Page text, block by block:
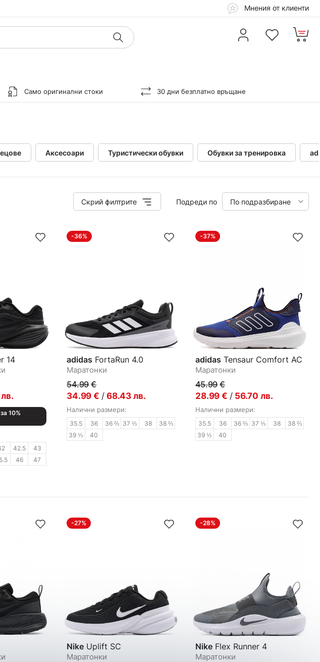
Мнения от клиенти
Само оригинални стоки 30 дни безплатно връщане
Аксесоари Туристически обувки Обувки за тренировка
Скрий филтрите Подреди по
14
лв.
10%
42.5
43
46 47
-36%
adidas FortaRun 4.0
Маратонки
54.99 €
34.99 € / 68.43 лв.
Налични размери:
35.5 36 36 ⅔ 37 ⅓ 38
38 ⅔
39 ⅓
40
-37%
adidas Tensaur Comfort AC
Маратонки
45.99 €
28.99 € / 56.70 лв.
Налични размери:
35.5 36 36 ⅔ 37 ⅓ 38
38 ⅔
39 ⅓
40
-27%
Nike Uplift SC
Маратонки
-28%
Nike Flex Runner 4
Маратонки